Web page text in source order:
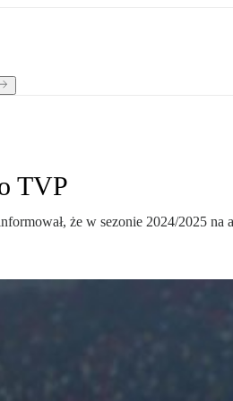
TVP
że w sezonie 2024/2025 na